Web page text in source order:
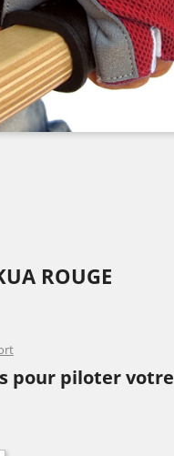
ROUGE
pour piloter votre